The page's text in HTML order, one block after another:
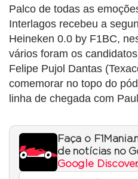
Palco de todas as
Interlagos recebeu a
Heineken 0.0 by F1BC,
vários foram os
Felipe Pujol Dantas
comemorar no topo do
linha de chegada com
Faça o
de notícias no
Google Discover